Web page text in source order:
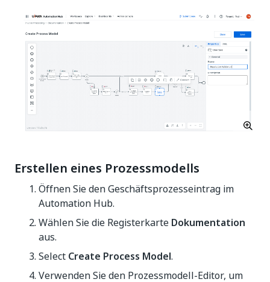
Erstellen eines Prozessmodells
Öffnen Sie den Geschäftsprozesseintrag im
Automation Hub.
Wählen Sie die Registerkarte Dokumentation
aus.
Select Create Process Model.
Verwenden Sie den Prozessmodell-Editor, um